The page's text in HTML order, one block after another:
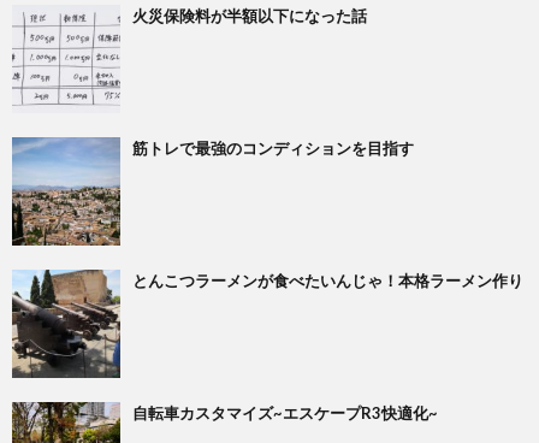
火災保険料が半額以下になった話
筋トレで最強のコンディションを目指す
とんこつラーメンが食べたいんじゃ！本格ラーメン作り
自転車カスタマイズ~エスケープR3快適化~